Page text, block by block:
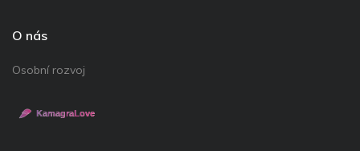
O nás
Osobní rozvoj